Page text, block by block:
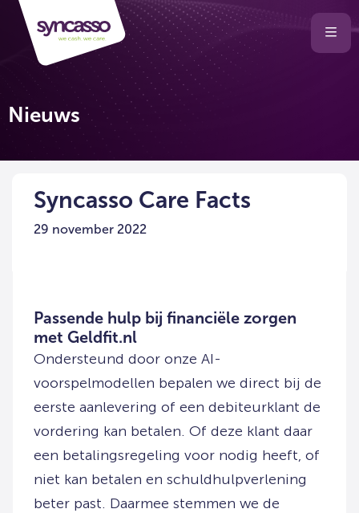
Selecteer
Nieuws
Syncasso Care Facts
29 november 2022
Passende hulp bij financiële zorgen
met Geldfit.nl
Ondersteund door onze AI-
voorspelmodellen bepalen we direct bij de
eerste aanlevering of een debiteurklant de
vordering kan betalen. Of deze klant daar
een betalingsregeling voor nodig heeft, of
niet kan betalen en schuldhulpverlening
beter past. Daarmee stemmen we de